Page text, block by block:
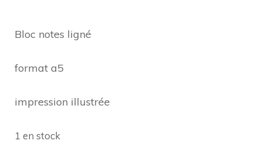
Bloc notes ligné
format a5
impression illustrée
1 en stock